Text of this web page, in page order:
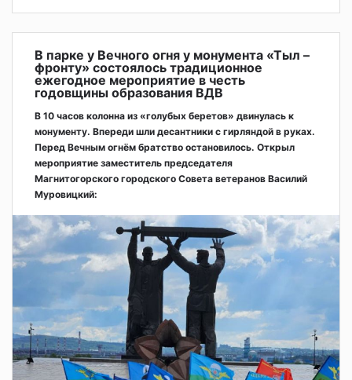
В парке у Вечного огня у монумента «Тыл –
фронту» состоялось традиционное
ежегодное мероприятие в честь
годовщины образования ВДВ
В 10 часов колонна из «голубых беретов» двинулась к
монументу. Впереди шли десантники с гирляндой в руках.
Перед Вечным огнём братство остановилось. Открыл
мероприятие заместитель председателя
Магнитогорского городского Совета ветеранов Василий
Муровицкий: